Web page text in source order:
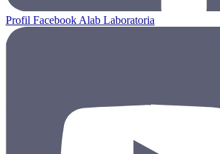
Profil Facebook Alab Laboratoria